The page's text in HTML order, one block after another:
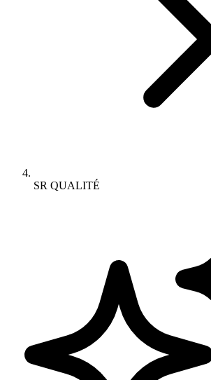
SR QUALITÉ